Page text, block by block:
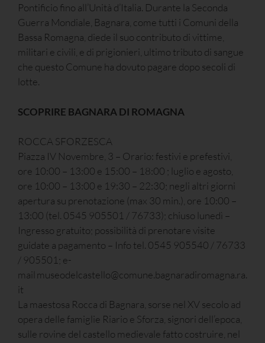
Pontificio fino all’Unità d’Italia. Durante la Seconda
Guerra Mondiale, Bagnara, come tutti i Comuni della
Bassa Romagna, diede il suo contributo di vittime,
militari e civili, e di prigionieri, ultimo tributo di sangue
che questo Comune ha dovuto pagare dopo secoli di
lotte.
SCOPRIRE BAGNARA DI ROMAGNA
ROCCA SFORZESCA
Piazza IV Novembre, 3 – Orario: festivi e prefestivi,
ore 10:00 – 13:00 e 15:00 – 18:00 ; luglio e agosto,
ore 10:00 – 13:00 e 19:30 – 22:30; negli altri giorni
apertura su prenotazione (max 30 min.), ore 10:00 –
13:00 (tel. 0545 905501 / 76733); chiuso lunedì –
Ingresso gratuito; possibilità di prenotare visite
guidate a pagamento – Info tel. 0545 905540 / 76733
/ 905501; e-
mail museodelcastello@comune.bagnaradiromagna.ra.
it
La maestosa Rocca di Bagnara, sorse nel XV secolo ad
opera delle famiglie Riario e Sforza, signori dell’epoca,
sulle rovine del castello medievale fatto costruire, nel